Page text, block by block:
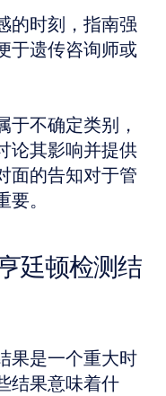
的时刻，指南强
于遗传咨询师或
于不确定类别，
论其影响并提供
面的告知对于管
。
廷顿检测结
果是一个重大时
结果意味着什